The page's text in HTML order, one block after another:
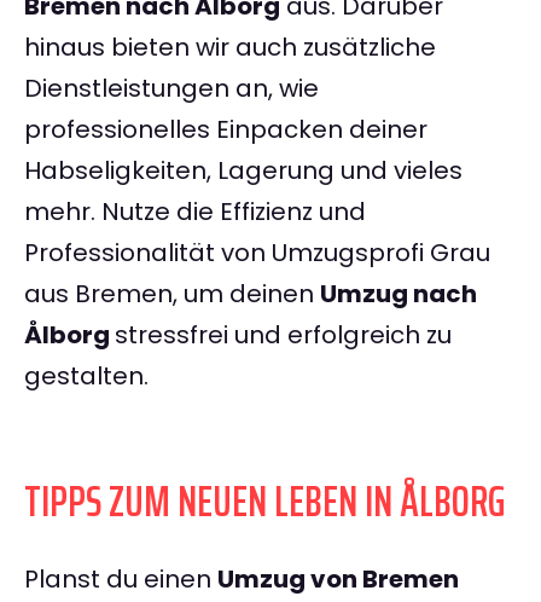
hinaus bieten wir auch zusätzliche
Dienstleistungen an, wie
professionelles Einpacken deiner
Habseligkeiten, Lagerung und vieles
mehr. Nutze die Effizienz und
Professionalität von Umzugsprofi Grau
aus Bremen, um deinen Umzug nach
Ålborg stressfrei und erfolgreich zu
gestalten.
TIPPS ZUM NEUEN LEBEN IN ÅLBORG
Planst du einen Umzug von Bremen